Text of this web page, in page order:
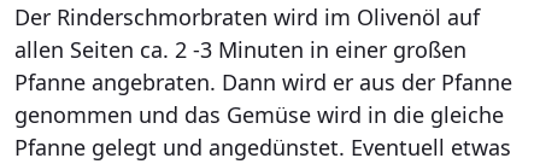
Der Rinderschmorbraten wird im Olivenöl auf
allen Seiten ca. 2 -3 Minuten in einer großen
Pfanne angebraten. Dann wird er aus der Pfanne
genommen und das Gemüse wird in die gleiche
Pfanne gelegt und angedünstet. Eventuell etwas